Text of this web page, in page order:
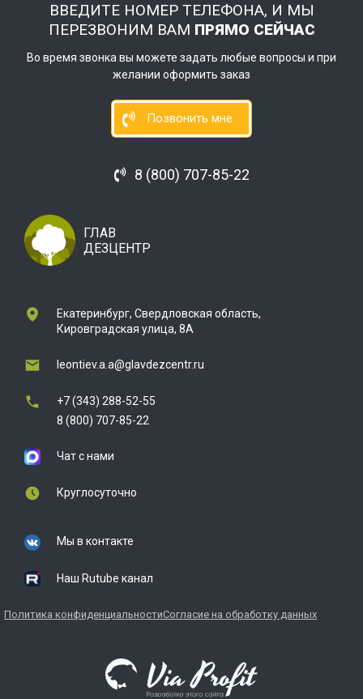
ВВЕДИТЕ НОМЕР ТЕЛЕФОНА, И МЫ
ПЕРЕЗВОНИМ ВАМ ПРЯМО СЕЙЧАС
Во время звонка вы можете задать любые вопросы и при
желании оформить заказ
Позвонить мне
8 (800) 707-85-22
ГЛАВ
ДЕЗЦЕНТР
Екатеринбург, Свердловская область,
Кировградская улица, 8А
leontiev.a.a@glavdezcentr.ru
+7 (343) 288-52-55
8 (800) 707-85-22
Чат с нами
Круглосуточно
Мы в контакте
Наш Rutube канал
Политика конфиденциальностиСогласие на обработку данных